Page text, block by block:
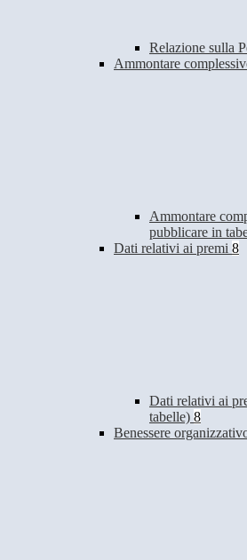
Relazione sulla
Ammontare
Ammontare
pubblicare in
Dati relativi ai premi 8
Dati relativi ai
tabelle) 8
Benessere